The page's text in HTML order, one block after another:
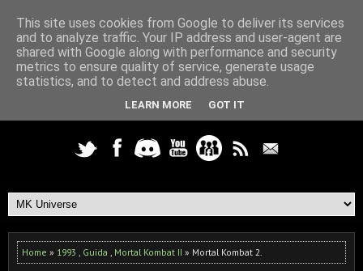
Home » 1993 , Guida , Mortal Kombat II » Mortal Kombat 2.
This site uses cookies from Google to deliver its services
and to analyze traffic. Your IP address and user-agent are
shared with Google along with performance and security
metrics to ensure quality of service, generate usage
statistics, and to detect and address abuse.
LEARN MORE GOT IT